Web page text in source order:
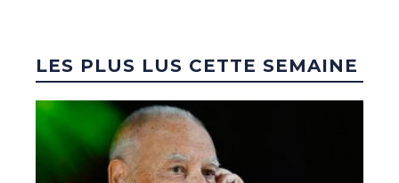
LES PLUS LUS CETTE SEMAINE